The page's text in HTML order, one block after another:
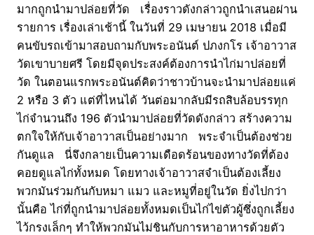
มากถูกนำมาปล่อยที่วัด เรื่องราวดังกล่าวถูกนำเสนอผ่าน
รายการ เรื่องเล่าเช้านี้ ในวันที่ 29 เมษายน 2018 เมื่อมี
คนขับรถเข้ามาสอบถามกับพระอนันต์ ปภงกโร เจ้าอาวาส
วัดเขาบายศรี โดยมีจุดประสงค์ต้องการนำไก่มาปล่อยที่
วัด ในตอนแรกพระอนันต์คิดว่าชาวบ้านจะนำมาปล่อยแค่
2 หรือ 3 ตัว แต่ที่ไหนได้ วันต่อมากลับมีรถสิบล้อบรรทุก
ไก่จำนวนถึง 196 ตัวนำมาปล่อยที่วัดดังกล่าว สร้างความ
ตกใจให้กับเจ้าอาวาสเป็นอย่างมาก พระจำเป็นต้องช่วย
กันดูแล นี่จึงกลายเป็นความเดือดร้อนของทางวัดที่ต้อง
คอยดูแลไก่ทั้งหมด โดยทางเจ้าอาวาสจำเป็นต้องเลี้ยง
พวกมันร่วมกันกับหมา แมว และหมูที่อยู่ในวัด ยิ่งไปกว่า
นั้นคือ ไก่ที่ถูกนำมาปล่อยทั้งหมดเป็นไก่ไข่ตัวผู้ซึ่งถูกเลี้ยง
ไว้กรงเล็กๆ ทำให้พวกมันไม่ชินกับการหาอาหารด้วยตัว